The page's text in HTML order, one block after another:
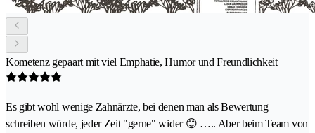
Kometenz gepaart mit viel Emphatie, Humor und Freundlichkeit
Es gibt wohl wenige Zahnärzte, bei denen man als Bewertung
schreiben würde, jeder Zeit "gerne" wider 😊 ….. Aber beim Team von